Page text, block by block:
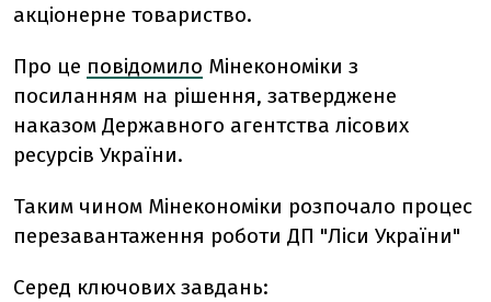
акціонерне товариство.
Про це повідомило Мінекономіки з
посиланням на рішення, затверджене
наказом Державного агентства лісових
ресурсів України.
Таким чином Мінекономіки розпочало процес
перезавантаження роботи ДП "Ліси України"
Серед ключових завдань: